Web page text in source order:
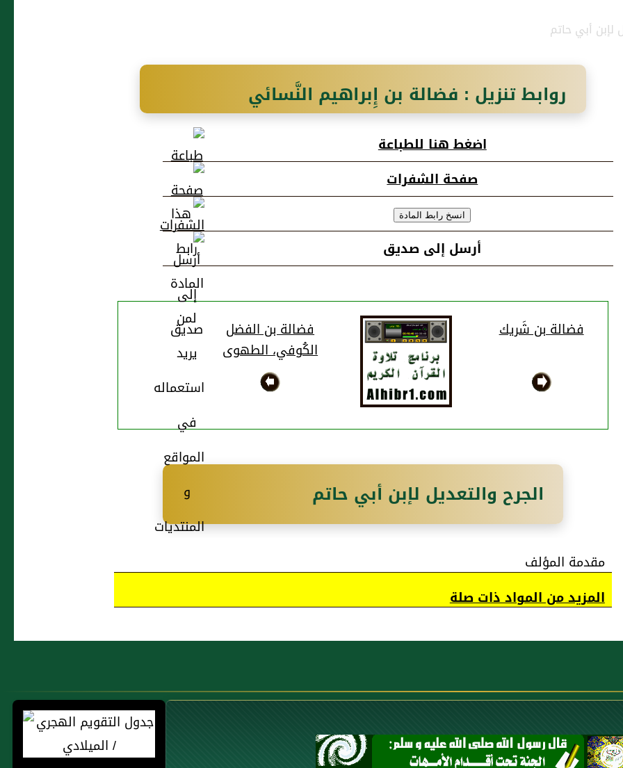
لإبن أبي حاتم
روابط تنزيل : فضالة بن إِبراهيم النَّسائي
اضغط هنا للطباعة
صفحة الشفرات
أرسل إلى صديق
فضالة بن شَريك
فضالة بن الفضل
الكُوفي، الطهوى
الجرح والتعديل لإبن أبي حاتم
مقدمة المؤلف
المزيد من المواد ذات صلة